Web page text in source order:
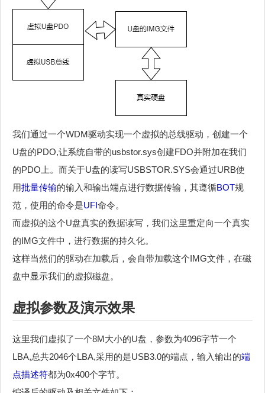
我们通过一个WDM驱动实现一个虚拟的总线驱动，创建一个
U盘的PDO,让系统自带的usbstor.sys创建FDO并附加在我们
的PDO上。而关于U盘的读写USBSTOR.SYS会通过URB使
用批量传输的输入和输出端点进行数据传输，其遵循BOT规
范，使用的命令是UFI命令。
而虚拟的这个U盘真实的数据读写，我们这里重定向一个真实
的IMG文件中，进行数据的持久化。
这样当然们的驱动在加载后，会自带加载这个IMG文件，在磁
盘中显示我们的虚拟磁盘。
虚拟参数及演示效果
这里我们虚拟了一个8M大小的U盘，参数为4096字节一个
LBA,总共2046个LBA,采用的是USB3.0的端点，输入输出的端
点描述符都为0x400个字节。